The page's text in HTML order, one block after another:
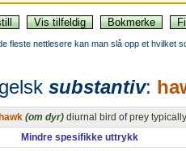
fleste nettlesere kan man slå opp et hvilket
substantiv:
hawk (om dyr) diurnal bird of prey
Mindre spesifikke uttrykk